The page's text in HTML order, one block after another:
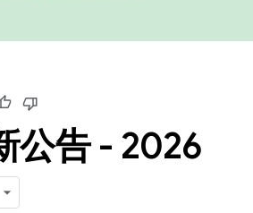
公告 - 2026